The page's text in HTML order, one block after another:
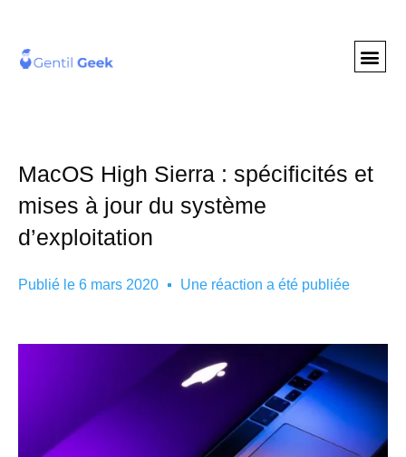
MacOS High Sierra : spécificités et
mises à jour du système
d’exploitation
Publié le 6 mars 2020 Une réaction a été publiée